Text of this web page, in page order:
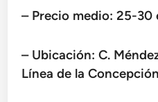
– Precio medio: 25-30
– Ubicación: C.
Línea de la